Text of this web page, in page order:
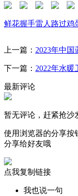
鲜花握手雷人 路过鸡
上一篇： 2023年中
下一篇： 2022年水
最新评论
暂无评论，赶紧抢沙
使用浏览器的分享按
分享给好友哦
点我复制链接
我也说一句